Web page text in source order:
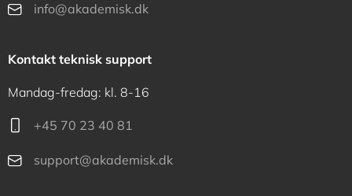
info@akademisk.dk
Kontakt teknisk support
Mandag-fredag: kl. 8-16
+45 70 23 40 81
support@akademisk.dk